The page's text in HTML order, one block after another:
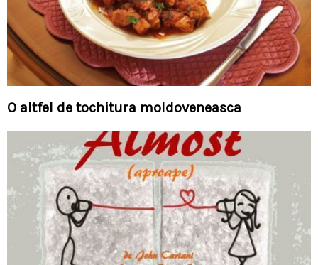
O altfel de tochitura moldoveneasca